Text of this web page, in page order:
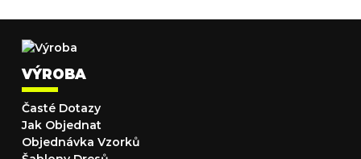
VÝROBA
Časté Dotazy
Jak Objednat
Objednávka Vzorků